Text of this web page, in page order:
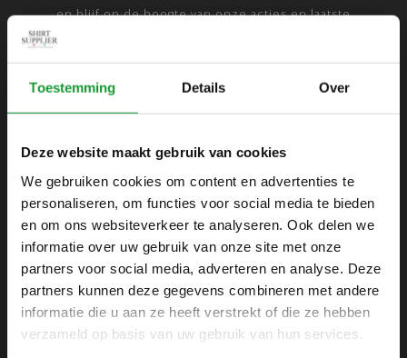
Toestemming Details Over
Deze website maakt gebruik van cookies
We gebruiken cookies om content en advertenties te
personaliseren, om functies voor social media te bieden
en om ons websiteverkeer te analyseren. Ook delen we
informatie over uw gebruik van onze site met onze
partners voor social media, adverteren en analyse. Deze
partners kunnen deze gegevens combineren met andere
informatie die u aan ze heeft verstrekt of die ze hebben
verzameld op basis van uw gebruik van hun services.
en blijf op de hoogte van onze acties en laatste
SHIRTSUPPLIER.NL
Webshop voor mannen
Zijlijnstraat 24
1433 DC
+31 6 42 52 32 80
+31 6 42 52 32 80